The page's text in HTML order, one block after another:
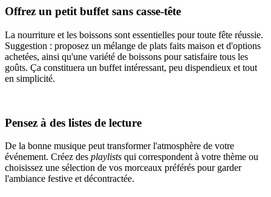
Offrez un petit buffet sans casse-tête
La nourriture et les boissons sont essentielles pour toute fête réussie.
Suggestion : proposez un mélange de plats faits maison et d'options
achetées, ainsi qu'une variété de boissons pour satisfaire tous les
goûts. Ça constituera un buffet intéressant, peu dispendieux et tout
en simplicité.
Pensez à des listes de lecture
De la bonne musique peut transformer l'atmosphère de votre
événement. Créez des playlists qui correspondent à votre thème ou
choisissez une sélection de vos morceaux préférés pour garder
l'ambiance festive et décontractée.